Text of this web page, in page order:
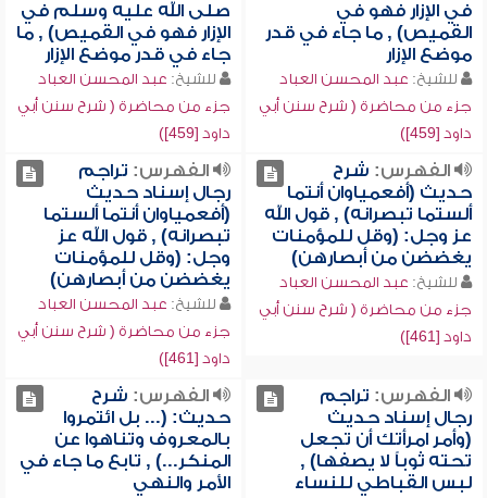
في الإزار فهو في
القميص) , ما جاء في قدر
موضع الإزار
للشيخ: عبد المحسن العباد
جزء من محاضرة ( شرح سنن أبي
داود [459])
صلى الله عليه وسلم في
الإزار فهو في القميص) , ما
جاء في قدر موضع الإزار
للشيخ: عبد المحسن العباد
جزء من محاضرة ( شرح سنن أبي
داود [459])
الفهرس: شرح
حديث (أفعمياوان أنتما
ألستما تبصرانه) , قول الله
عز وجل: (وقل للمؤمنات
يغضضن من أبصارهن)
للشيخ: عبد المحسن العباد
جزء من محاضرة ( شرح سنن أبي
داود [461])
الفهرس: تراجم
رجال إسناد حديث
(أفعمياوان أنتما ألستما
تبصرانه) , قول الله عز
وجل: (وقل للمؤمنات
يغضضن من أبصارهن)
للشيخ: عبد المحسن العباد
جزء من محاضرة ( شرح سنن أبي
داود [461])
الفهرس: تراجم
رجال إسناد حديث
(وأمر امرأتك أن تجعل
تحته ثوباً لا يصفها) ,
لبس القباطي للنساء
الفهرس: شرح
حديث: (... بل ائتمروا
بالمعروف وتناهوا عن
المنكر...) , تابع ما جاء في
الأمر والنهي